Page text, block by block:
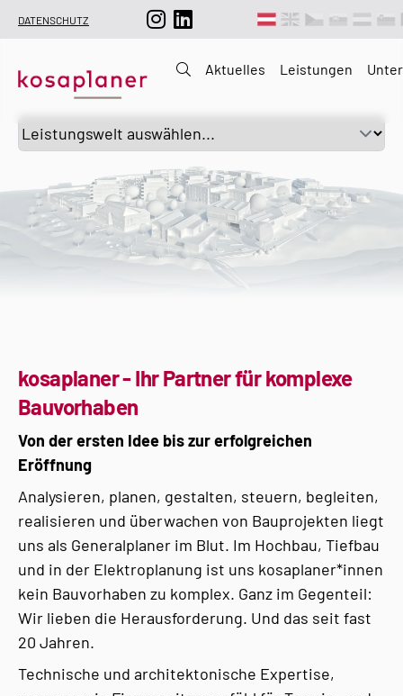
DATENSCHUTZ
Aktuelles Leistungen
kosaplaner - Ihr Partner für komplexe
Bauvorhaben
Von der ersten Idee bis zur erfolgreichen
Eröffnung
Analysieren, planen, gestalten, steuern, begleiten,
realisieren und überwachen von Bauprojekten liegt
uns als Generalplaner im Blut. Im Hochbau, Tiefbau
und in der Elektroplanung ist uns kosaplaner*innen
kein Bauvorhaben zu komplex. Ganz im Gegenteil:
Wir lieben die Herausforderung. Und das seit fast
20 Jahren.
Technische und architektonische Expertise,